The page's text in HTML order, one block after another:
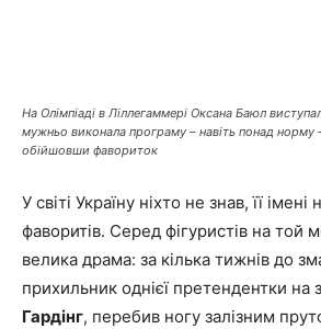
На Олімпіаді в Ліллегаммері Оксана Баюл
мужньо виконала програму – навіть понад норму
обійшовши фавориток
У світі Україну ніхто не знав, її
фаворитів. Серед фігуристів на той
велика драма: за кілька тижнів до
прихильник однієї претендентки на
Гардінг, перебив ногу залізним